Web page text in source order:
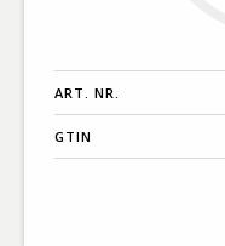
ART. NR.
GTIN